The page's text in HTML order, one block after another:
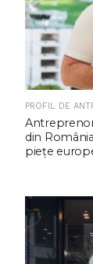
PROFIL DE
din
piețe